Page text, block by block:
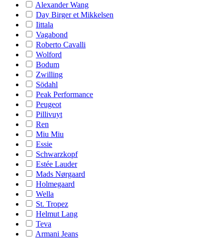
Alexander Wang
Day Birger et Mikkelsen
Iittala
Vagabond
Roberto Cavalli
Wolford
Bodum
Zwilling
Södahl
Peak Performance
Peugeot
Pillivuyt
Ren
Miu Miu
Essie
Schwarzkopf
Estée Lauder
Mads Nørgaard
Holmegaard
Wella
St. Tropez
Helmut Lang
Teva
Armani Jeans